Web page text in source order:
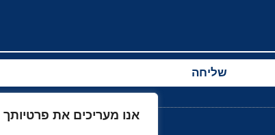
אנו מעריכים את פרטיותך
שליחה